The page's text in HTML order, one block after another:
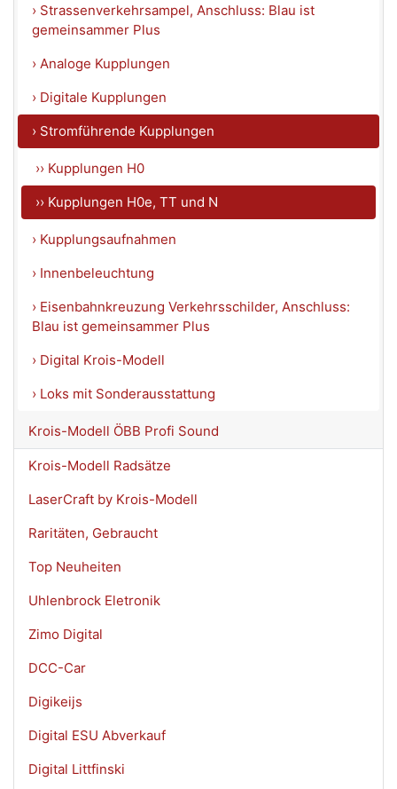
› Strassenverkehrsampel, Anschluss: Blau ist
gemeinsammer Plus
› Analoge Kupplungen
› Digitale Kupplungen
› Stromführende Kupplungen
›› Kupplungen H0
›› Kupplungen H0e, TT und N
› Kupplungsaufnahmen
› Innenbeleuchtung
› Eisenbahnkreuzung Verkehrsschilder, Anschluss:
Blau ist gemeinsammer Plus
› Digital Krois-Modell
› Loks mit Sonderausstattung
Krois-Modell ÖBB Profi Sound
Krois-Modell Radsätze
LaserCraft by Krois-Modell
Raritäten, Gebraucht
Top Neuheiten
Uhlenbrock Eletronik
Zimo Digital
DCC-Car
Digikeijs
Digital ESU Abverkauf
Digital Littfinski